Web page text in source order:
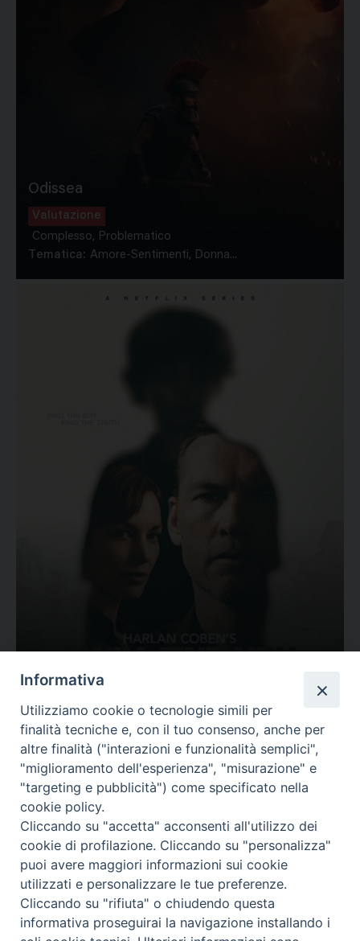
Odissea
Valutazione
Complesso, Problematico
Tematica: Amore-Sentimenti, Donna...
Valutazione
Complesso, Problematico
Tematica: Amore-Sentimenti, Carcere...
Contatti & Info
C.ne Aurelia, 50 – 00165 Roma
Informativa
Utilizziamo cookie o tecnologie simili per
finalità tecniche e, con il tuo consenso, anche per
altre finalità ("interazioni e funzionalità semplici",
"miglioramento dell'esperienza", "misurazione" e
"targeting e pubblicità") come specificato nella
cookie policy.
Cliccando su "accetta" acconsenti all'utilizzo dei
cookie di profilazione. Cliccando su "personalizza"
puoi avere maggiori informazioni sui cookie
utilizzati e personalizzare le tue preferenze.
Cliccando su "rifiuta" o chiudendo questa
informativa proseguirai la navigazione installando i